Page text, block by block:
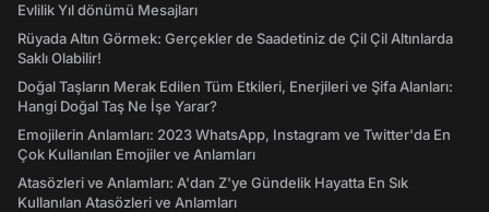
Evlilik Yıl dönümü Mesajları
Rüyada Altın Görmek: Gerçekler de Saadetiniz de Çil Çil Altınlarda
Saklı Olabilir!
Doğal Taşların Merak Edilen Tüm Etkileri, Enerjileri ve Şifa Alanları:
Hangi Doğal Taş Ne İşe Yarar?
Emojilerin Anlamları: 2023 WhatsApp, Instagram ve Twitter'da En
Çok Kullanılan Emojiler ve Anlamları
Atasözleri ve Anlamları: A'dan Z'ye Gündelik Hayatta En Sık
Kullanılan Atasözleri ve Anlamları